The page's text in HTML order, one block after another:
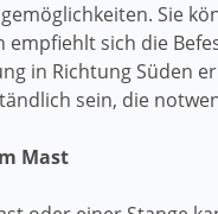
Sie
empfiehlt sich die
in Richtung Süden
sein, die
Mast